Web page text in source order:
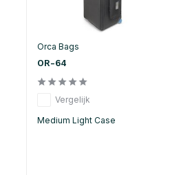
Orca Bags
OR-64
Vergelijk
Medium Light Case